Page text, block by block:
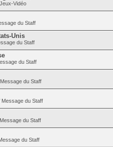
Jeux-Vidéo
du Staff
Unis
du Staff
du Staff
du Staff
Message du Staff
du Staff
du Staff